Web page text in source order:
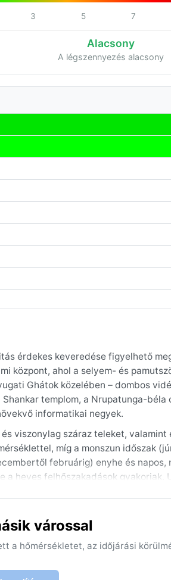
3 5 7
Alacsony
A légszennyezés alacsony
érdekes keveredése figyelhető
központ, ahol a selyem- és
Ghátok közelében – dombos
templom, a Nrupatunga-béla
informatikai negyek.
viszonylag száraz teleket, valamint
míg a monszun időszak
februárig) enyhe és napos,
a heves felhőszakadások gyakoriak.
kellemes hónapok, amikor a
elriasztja, bár a monszun után
monszun érkezése, amelyet gyakran
olykor helyi áradásokat
várossal
a hőmérsékletet, az időjárási